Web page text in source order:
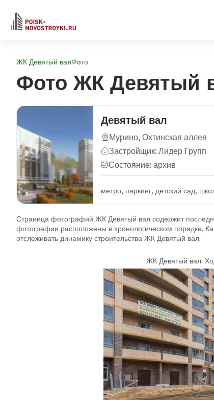
ЖК Девятый валФото
Фото ЖК Девятый
Девятый вал
Мурино, Охтинская аллея
Застройщик: Лидер Групп
Состояние: архив
метро, паркинг, детский сад,
Страница фотографий ЖК Девятый вал содержит
фотографии расположены в хронологическом порядке.
отслеживать динамику строительства ЖК Девятый вал.
ЖК Девятый вал.